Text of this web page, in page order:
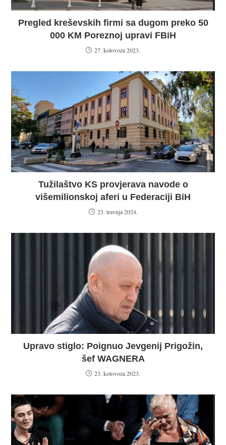
Pregled kreševskih firmi sa dugom preko 50
000 KM Poreznoj upravi FBiH
27. kolovoza 2023.
Tužilaštvo KS provjerava navode o
višemilionskoj aferi u Federaciji BiH
23. travnja 2024.
Upravo stiglo: Poignuo Jevgenij Prigožin,
šef WAGNERA
23. kolovoza 2023.